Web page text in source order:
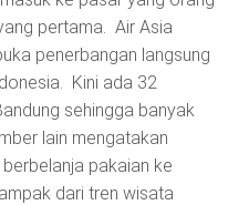
pertama. Air Asia
penerbangan langsung
Kini ada 32
sehingga banyak
lain mengatakan
pakaian ke
dari tren wisata